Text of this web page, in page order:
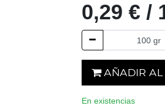
0,29 € /
AÑADIR AL
En existencias